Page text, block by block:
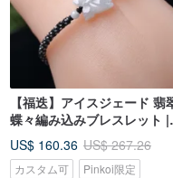
【福迭】アイスジェード 翡
蝶々編み込みブレスレット |
天然ミャンマー産ジェダイト
（ひすい）A 貨 | ギフトに
US$ 160.36 US$ 267.26
カスタム可 Pinkoi限定